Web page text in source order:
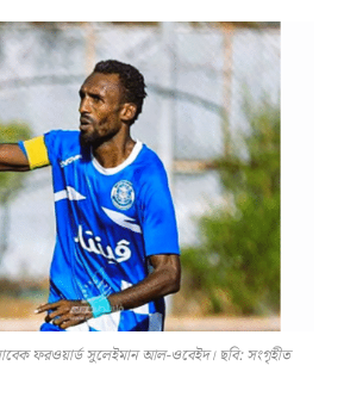
ফরওয়ার্ড সুলেইমান আল-ওবেইদ। ছবি: সংগৃহীত